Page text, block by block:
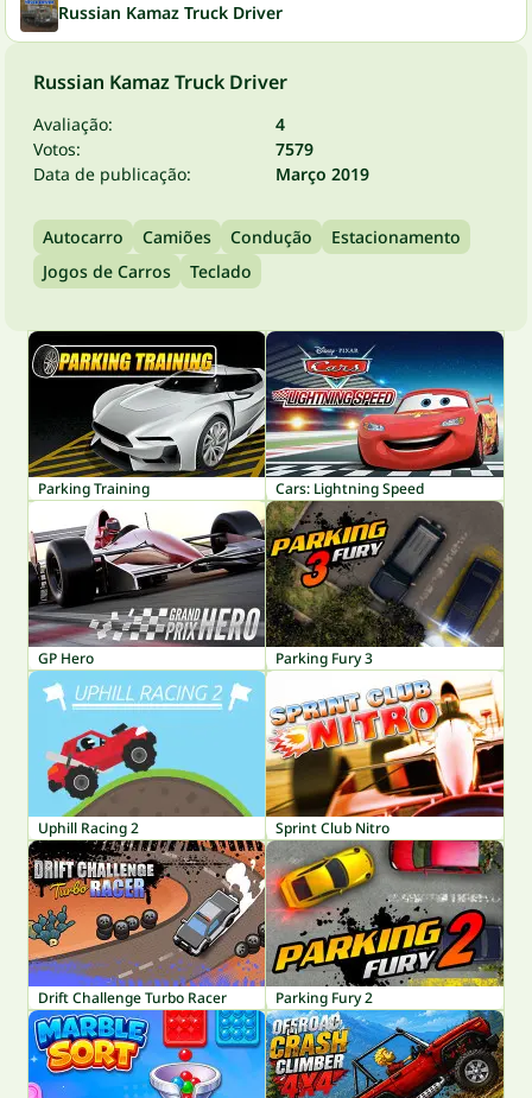
Russian Kamaz Truck Driver
Russian Kamaz Truck Driver
Avaliação:
4
Votos:
7579
Data de publicação:
Março 2019
Autocarro Camiões Condução
Estacionamento
Jogos de Carros
Teclado
Parking Training Cars: Lightning Speed
GP Hero Parking Fury 3
Uphill Racing 2 Sprint Club Nitro
Drift Challenge Turbo Racer Parking Fury 2